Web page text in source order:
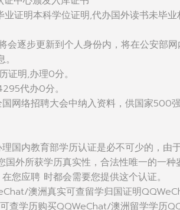
证明本科学位证明,代办国外读书未毕
会逐步更新到个人身份内，将在公安部
证明,办理0分。
代办0分。
网络招聘大会中纳入资料，供国家500
国内教育部学历认证是必不可少的，由
外所获学历真实性，合法性唯一的一种
您应聘 时都会需要您提供这个认证。
澳洲真实可查留学归国证明
查学历购买QQWeChat/澳洲留学学历